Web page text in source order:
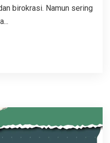
birokrasi. Namun sering